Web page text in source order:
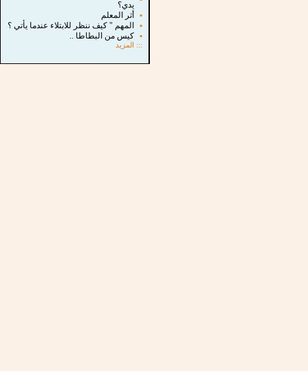
يدي؟
▪
أثر المعلم
▪
المهم " كيف ننظر للابتلاء عندما يأتي ؟
▪
كيس من البطاطا ..
::: المزيد